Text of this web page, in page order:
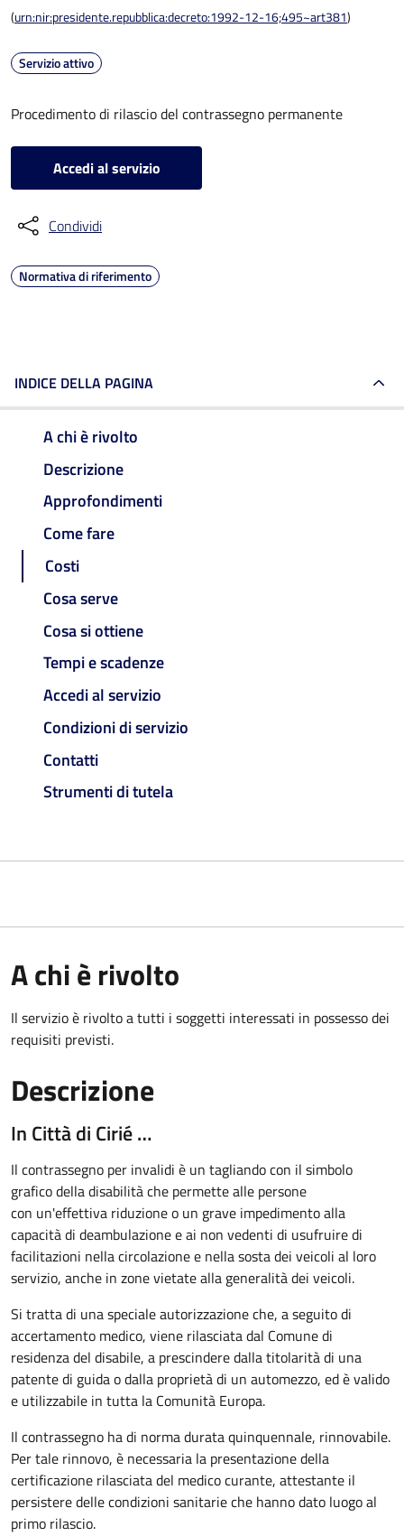
(urn:nir:presidente.repubblica:decreto:1992-12-16;495~art381)
Servizio attivo
Procedimento di rilascio del contrassegno permanente
Accedi al servizio
Condividi
Normativa di riferimento
INDICE DELLA PAGINA
A chi è rivolto
Descrizione
Approfondimenti
Come fare
Costi
Cosa serve
Cosa si ottiene
Tempi e scadenze
Accedi al servizio
Condizioni di servizio
Contatti
Strumenti di tutela
A chi è rivolto
Il servizio è rivolto a tutti i soggetti interessati in possesso dei
requisiti previsti.
Descrizione
In Città di Cirié …
Il contrassegno per invalidi è un tagliando con il simbolo
grafico della disabilità che permette alle persone
con un'effettiva riduzione o un grave impedimento alla
capacità di deambulazione e ai non vedenti di usufruire di
facilitazioni nella circolazione e nella sosta dei veicoli al loro
servizio, anche in zone vietate alla generalità dei veicoli.
Si tratta di una speciale autorizzazione che, a seguito di
accertamento medico, viene rilasciata dal Comune di
residenza del disabile, a prescindere dalla titolarità di una
patente di guida o dalla proprietà di un automezzo, ed è valido
e utilizzabile in tutta la Comunità Europa.
Il contrassegno ha di norma durata quinquennale, rinnovabile.
Per tale rinnovo, è necessaria la presentazione della
certificazione rilasciata del medico curante, attestante il
persistere delle condizioni sanitarie che hanno dato luogo al
primo rilascio.